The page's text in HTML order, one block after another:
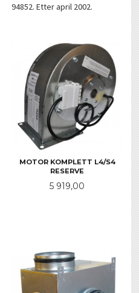
94852. Etter april 2002.
MOTOR KOMPLETT L4/S4
RESERVE
Pris
5 919,00